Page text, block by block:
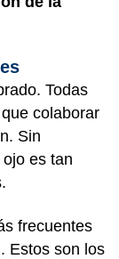
Todas
colaborar
Sin
es tan
frecuentes
Estos son los